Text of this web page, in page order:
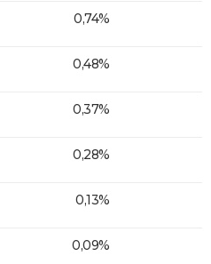
0,74%
0,48%
0,37%
0,28%
0,13%
0,09%